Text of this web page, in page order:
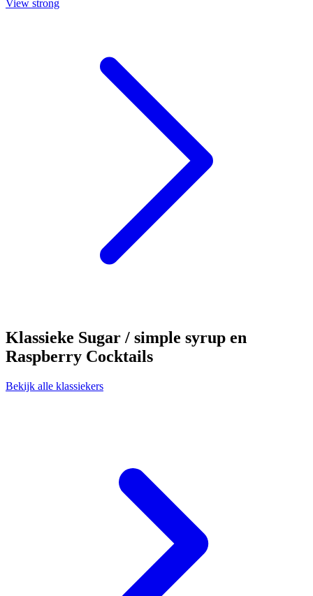
View strong
Klassieke Sugar / simple syrup en
Raspberry Cocktails
Bekijk alle klassiekers